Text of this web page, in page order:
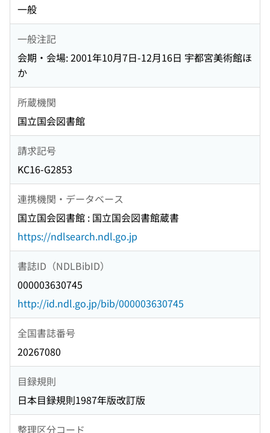
一般
一般注記
会期・会場: 2001年10月7日-12月16日 宇都宮美術館ほ
か
所蔵機関
国立国会図書館
請求記号
KC16-G2853
連携機関・データベース
国立国会図書館 : 国立国会図書館蔵書
https://ndlsearch.ndl.go.jp
書誌ID（NDLBibID）
000003630745
http://id.ndl.go.jp/bib/000003630745
全国書誌番号
20267080
目録規則
日本目録規則1987年版改訂版
整理区分コード